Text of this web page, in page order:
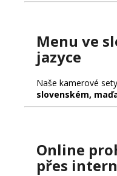
Menu ve
jazyce
Naše kamerové
slovenském,
Online
přes